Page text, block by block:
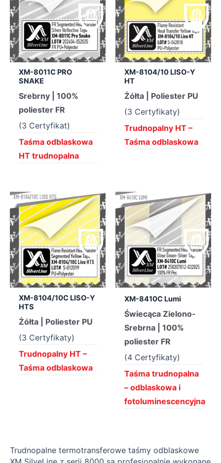
XM-8011C PRO
SNAKE
Srebrny | 100%
poliester FR
(3 Certyfikat)
Taśma odblaskowa
HT trudnopalna
XM-8104/10 LISO-Y
HT
Żółta | Poliester PU
(3 Certyfikaty)
Trudnopalny HT –
Taśma odblaskowa
XM-8104/10C LISO-Y
HTS
Żółta | Poliester PU
(3 Certyfikaty)
Trudnopalny HT –
Taśma odblaskowa
XM-8410C Lumi
Świecąca Zielono-
Srebrna | 100%
poliester FR
(4 Certyfikaty)
Taśma trudnopalna
– odblaskowa i
fotoluminescencyjna
Trudnopalne termotransferowe taśmy odblaskowe